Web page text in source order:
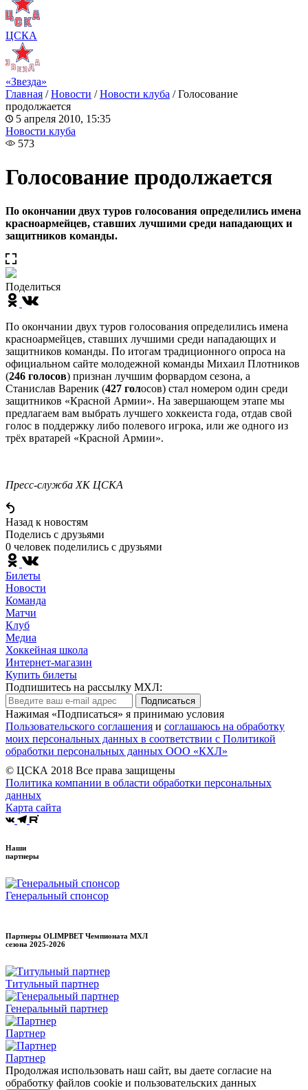
ЦСКА
«Звезда»
Главная /Новости /Новости клуба /Голосование
продолжается
5 апреля 2010, 15:35
Новости клуба
573
Голосование продолжается
По окончании двух туров голосования определились имена
красноармейцев, ставших лучшими среди нападающих и
защитников команды.
Поделиться
По окончании двух туров голосования определились имена
красноармейцев, ставших лучшими среди нападающих и
защитников команды. По итогам традиционного опроса на
официальном сайте молодежной команды Михаил Плотников
(246 голосов) признан лучшим форвардом сезона, а
Станислав Вареник (427 голосов) стал номером один среди
защитников «Красной Армии». На завершающем этапе мы
предлагаем вам выбрать лучшего хоккеиста года, отдав свой
голос в поддержку либо полевого игрока, или же одного из
трёх вратарей «Красной Армии».
Пресс-служба ХК ЦСКА
Назад к новостям
Поделись c друзьями
0 человек поделились c друзьями
Билеты
Новости
Команда
Матчи
Клуб
Медиа
Хоккейная школа
Интернет-магазин
Купить билеты
Подпишитесь на рассылку МХЛ:
Подписаться
Нажимая «Подписаться» я принимаю условия
Пользовательского соглашения и соглашаюсь на обработку
моих персональных данных в соответствии с Политикой
обработки персональных данных ООО «КХЛ»
© ЦСКА 2018 Все права защищены
Политика компании в области обработки персональных
данных
Карта сайта
Наши
партнеры
Генеральный спонсор
Партнеры OLIMPBET Чемпионата МХЛ
сезона 2025-2026
Титульный партнер
Генеральный партнер
Партнер
Партнер
Продолжая использовать наш сайт, вы даете согласие на
обработку файлов cookie и пользовательских данных